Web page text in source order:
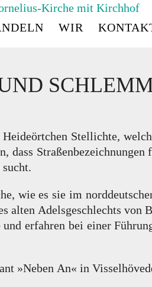
WIR
Stellichte,
Straßenbezeichnungen
wie es sie im
alten Adelsgeschlechts von
erfahren bei einer
»Neben An« in